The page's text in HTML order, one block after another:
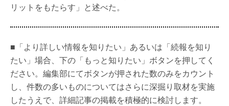
リットをもたらす」と述べた。
■「より詳しい情報を知りたい」あるいは「続報を知り
たい」場合、下の「もっと知りたい」ボタンを押してく
ださい。編集部にてボタンが押された数のみをカウント
し、件数の多いものについてはさらに深掘り取材を実施
したうえで、詳細記事の掲載を積極的に検討します。